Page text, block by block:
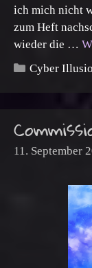
ich mich nicht
zum Heft
wieder die …
Kategorien
Cyber
11. September